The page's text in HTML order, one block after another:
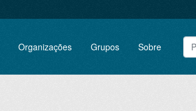
Organizações Grupos Sobre